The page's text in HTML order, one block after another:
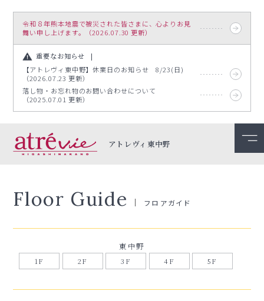
令和８年熊本地震で被災された皆さまに、心よりお見
舞い申し上げます。（2026.07.30 更新）
重要なお知らせ
【アトレヴィ東中野】休業日のお知らせ 8/23(日)
（2026.07.23 更新）
落し物・お忘れ物のお問い合わせについて
（2025.07.01 更新）
アトレヴィ東中野
Floor Guide フロアガイド
東中野
1F 2F 3F 4F 5F